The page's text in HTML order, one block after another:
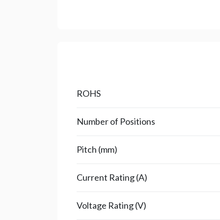
ROHS
Number of Positions
Pitch (mm)
Current Rating (A)
Voltage Rating (V)